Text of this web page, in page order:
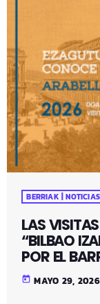
BERRIAK | NOTICIAS
LAS
“BILBAO
POR EL
today MAYO 29, 2026